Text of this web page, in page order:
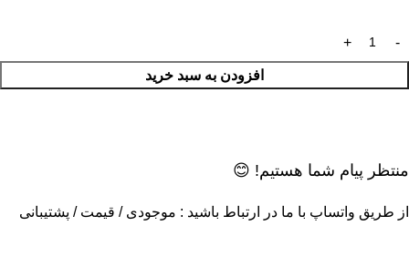
افزودن به سبد خرید
منتظر پیام شما هستیم! 😊
از طریق واتساپ با ما در ارتباط باشید : موجودی / قیمت / پشتیبانی